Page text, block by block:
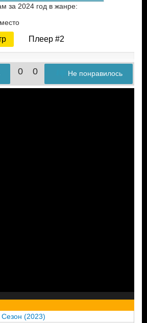
за 2024 год в жанре:
Плеер #2
0 0 Не понравилось
(2023)